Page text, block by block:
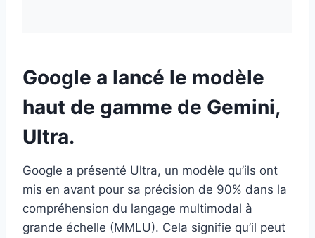
Google a lancé le modèle
haut de gamme de Gemini,
Ultra.
Google a présenté Ultra, un modèle qu’ils ont
mis en avant pour sa précision de 90% dans la
compréhension du langage multimodal à
grande échelle (MMLU). Cela signifie qu’il peut